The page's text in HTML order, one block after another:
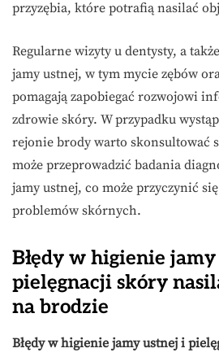
przyzębia, które potrafią nasilać
Regularne wizyty u dentysty, a
jamy ustnej, w tym mycie zębów
pomagają zapobiegać rozwojowi
zdrowie skóry. W przypadku
rejonie brody warto skonsultować
może przeprowadzić badania
jamy ustnej, co może przyczynić
problemów skórnych.
Błędy w higienie
pielęgnacji skóry
na brodzie
Błędy w higienie jamy ustnej i